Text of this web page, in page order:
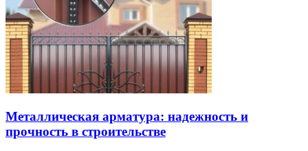
Металлическая арматура: надежность и
прочность в строительстве